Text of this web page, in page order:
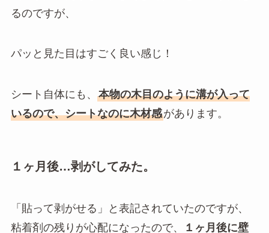
るのですが、
パッと見た目はすごく良い感じ！
シート自体にも、 本物の木目のように溝が入って
いるので、シートなのに木材感があります。
１ヶ月後…剥がしてみた。
「貼って剥がせる」と表記されていたのですが、
粘着剤の残りが心配になったので、
１ヶ月後に壁